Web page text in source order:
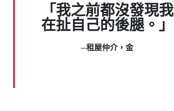
「我之前都沒發現我
在扯自己的後腿。」
─租屋仲介，金